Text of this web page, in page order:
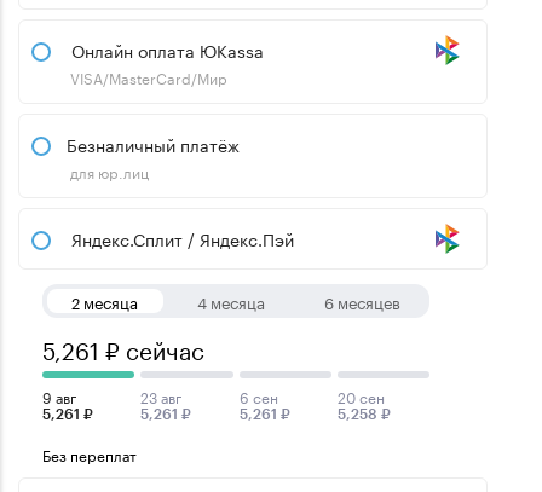
Онлайн оплата ЮKassa
VISA/MasterCard/Мир
Безналичный платёж
для юр.лиц
Яндекс.Сплит / Яндекс.Пэй
2 месяца 4 месяца 6 месяцев
5,261 ₽ сейчас
9 авг
5,261 ₽
23 авг
5,261 ₽
6 сен
5,261 ₽
20 сен
5,258 ₽
Без переплат